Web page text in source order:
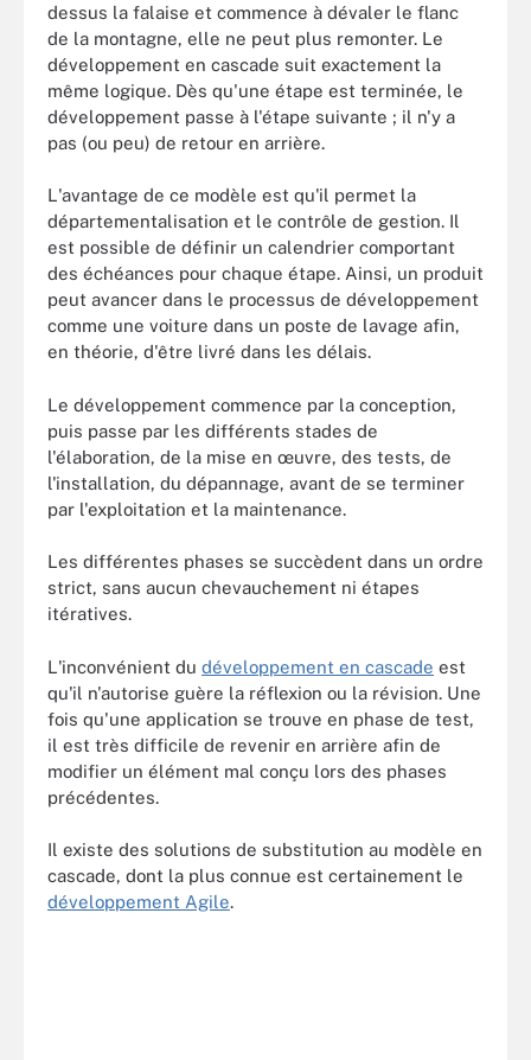
dessus la falaise et commence à dévaler le flanc
de la montagne, elle ne peut plus remonter. Le
développement en cascade suit exactement la
même logique. Dès qu'une étape est terminée, le
développement passe à l'étape suivante ; il n'y a
pas (ou peu) de retour en arrière.
L'avantage de ce modèle est qu'il permet la
départementalisation et le contrôle de gestion. Il
est possible de définir un calendrier comportant
des échéances pour chaque étape. Ainsi, un produit
peut avancer dans le processus de développement
comme une voiture dans un poste de lavage afin,
en théorie, d'être livré dans les délais.
Le développement commence par la conception,
puis passe par les différents stades de
l'élaboration, de la mise en œuvre, des tests, de
l'installation, du dépannage, avant de se terminer
par l'exploitation et la maintenance.
Les différentes phases se succèdent dans un ordre
strict, sans aucun chevauchement ni étapes
itératives.
L'inconvénient du développement en cascade est
qu'il n'autorise guère la réflexion ou la révision. Une
fois qu'une application se trouve en phase de test,
il est très difficile de revenir en arrière afin de
modifier un élément mal conçu lors des phases
précédentes.
Il existe des solutions de substitution au modèle en
cascade, dont la plus connue est certainement le
développement Agile.